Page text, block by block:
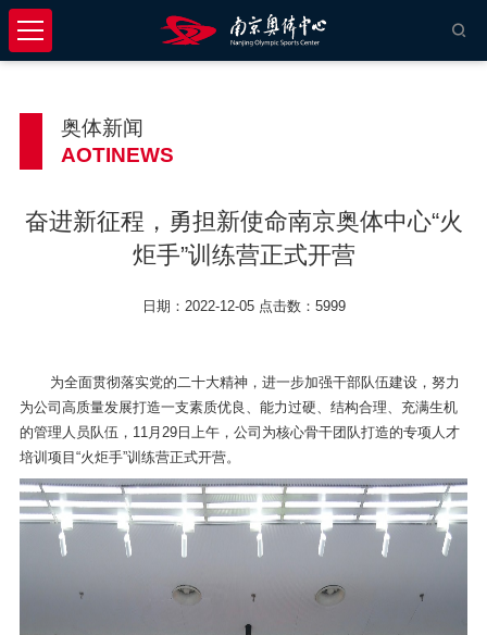
奥体新闻
AOTINEWS
奋进新征程，勇担新使命南京奥体中心“火
炬手”训练营正式开营
日期：2022-12-05 点击数：5999
为全面贯彻落实党的二十大精神，进一步加强干部队伍建设，努力
为公司高质量发展打造一支素质优良、能力过硬、结构合理、充满生机
的管理人员队伍，11月29日上午，公司为核心骨干团队打造的专项人才
培训项目“火炬手”训练营正式开营。